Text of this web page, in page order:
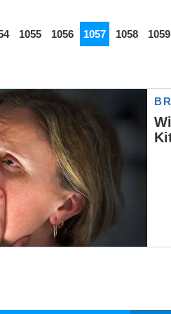
1055 1056 1057 1058 1059